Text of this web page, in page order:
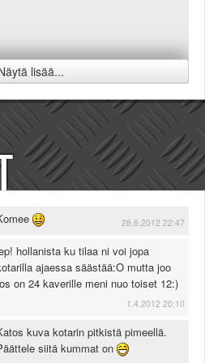
lisää...
28.6.2012 22:47
hollanista ku tilaa ni voi jopa
ajaessa säästää:O mutta joo
on 24 kaverille meni nuo toiset 12:)
1.4.2012 20:10
kuva kotarin pitkistä pimeellä.
siitä kummat on